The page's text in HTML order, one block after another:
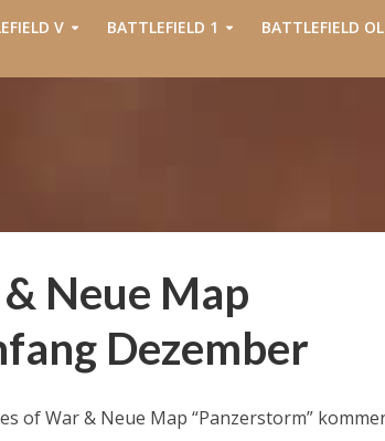
V BATTLEFIELD 1 BATTLEFIELD
Neue Map
Dezember
of War & Neue Map “Panzerstorm”